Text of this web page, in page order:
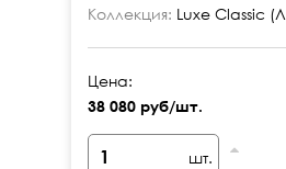
Коллекция: Luxe Classic
Цена:
38 080 руб/шт.
шт.